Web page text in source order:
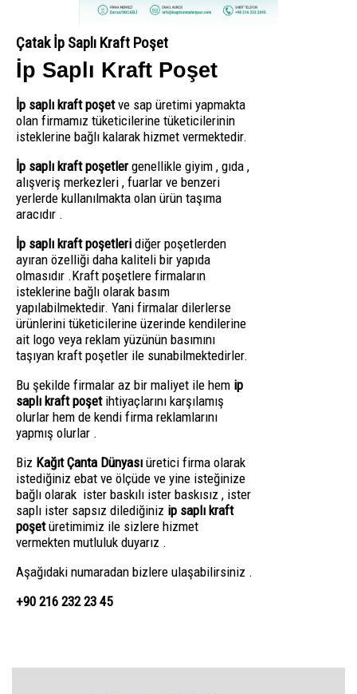
Çatak İp Saplı Kraft Poşet
İp Saplı Kraft Poşet
İp saplı kraft poşetve sap üretimi yapmakta
olan firmamız tüketicilerine tüketicilerinin
isteklerine bağlı kalarak hizmet vermektedir.
İp saplı kraft poşetlergenellikle giyim , gıda ,
alışveriş merkezleri , fuarlar ve benzeri
yerlerde kullanılmakta olan ürün taşıma
aracıdır .
İp saplı kraft poşetleri diğer poşetlerden
ayıran özelliği daha kaliteli bir yapıda
olmasıdır .Kraft poşetlere firmaların
isteklerine bağlı olarak basım
yapılabilmektedir. Yani firmalar dilerlerse
ürünlerini tüketicilerine üzerinde kendilerine
ait logo veya reklam yüzünün basımını
taşıyan kraft poşetler ile sunabilmektedirler.
Bu şekilde firmalar az bir maliyet ile hem ip
saplı kraft poşet ihtiyaçlarını karşılamış
olurlar hem de kendi firma reklamlarını
yapmış olurlar .
Biz Kağıt Çanta Dünyası üretici firma olarak
istediğiniz ebat ve ölçüde ve yine isteğinize
bağlı olarak ister baskılı ister baskısız , ister
saplı ister sapsız dilediğiniz ip saplı kraft
poşetüretimimiz ile sizlere hizmet
vermekten mutluluk duyarız .
Aşağıdaki numaradan bizlere ulaşabilirsiniz .
+90 216 232 23 45